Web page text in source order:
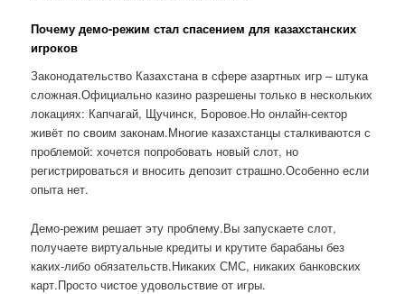
Почему демо-режим стал спасением для казахстанских
игроков
Законодательство Казахстана в сфере азартных игр – штука
сложная.Официально казино разрешены только в нескольких
локациях: Капчагай, Щучинск, Боровое.Но онлайн-сектор
живёт по своим законам.Многие казахстанцы сталкиваются с
проблемой: хочется попробовать новый слот, но
регистрироваться и вносить депозит страшно.Особенно если
опыта нет.
Демо-режим решает эту проблему.Вы запускаете слот,
получаете виртуальные кредиты и крутите барабаны без
каких-либо обязательств.Никаких СМС, никаких банковских
карт.Просто чистое удовольствие от игры.